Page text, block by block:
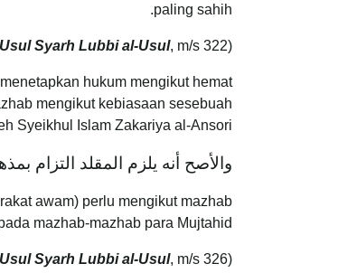
paling sahih.
(Rujuk:
Syarh Lubbi al-Usul, m/s 322)
hukum mengikut hemat
mengikut kebiasaan sesebuah
Syeikhul Islam Zakariya al-Ansori:
والأصح أنه يلزم المقلد التزام
awam) perlu mengikut mazhab
mazhab-mazhab para Mujtahid.
(Rujuk:
Syarh Lubbi al-Usul, m/s 326)